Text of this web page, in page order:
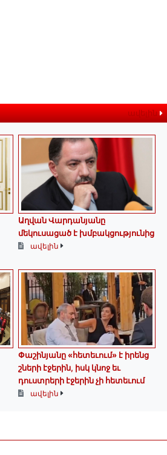
ավելին
Աղվան Վարդանյանը
մեկուսացած է խմբակցությունից
ավելին
Փաշինյանը «հետեւում» է իրենց
շների էջերին, իսկ կնոջ եւ
դուստրերի էջերին չի հետեւում
ավելին